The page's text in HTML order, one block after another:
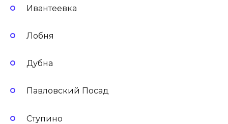
Ивантеевка
Лобня
Дубна
Павловский Посад
Ступино